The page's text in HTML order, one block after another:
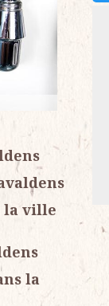
la ville
la